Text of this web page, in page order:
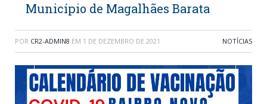
Município de Magalhães Barata
POR CR2-ADMIN8 EM 1 DE DEZEMBRO DE 2021 NOTÍCIAS